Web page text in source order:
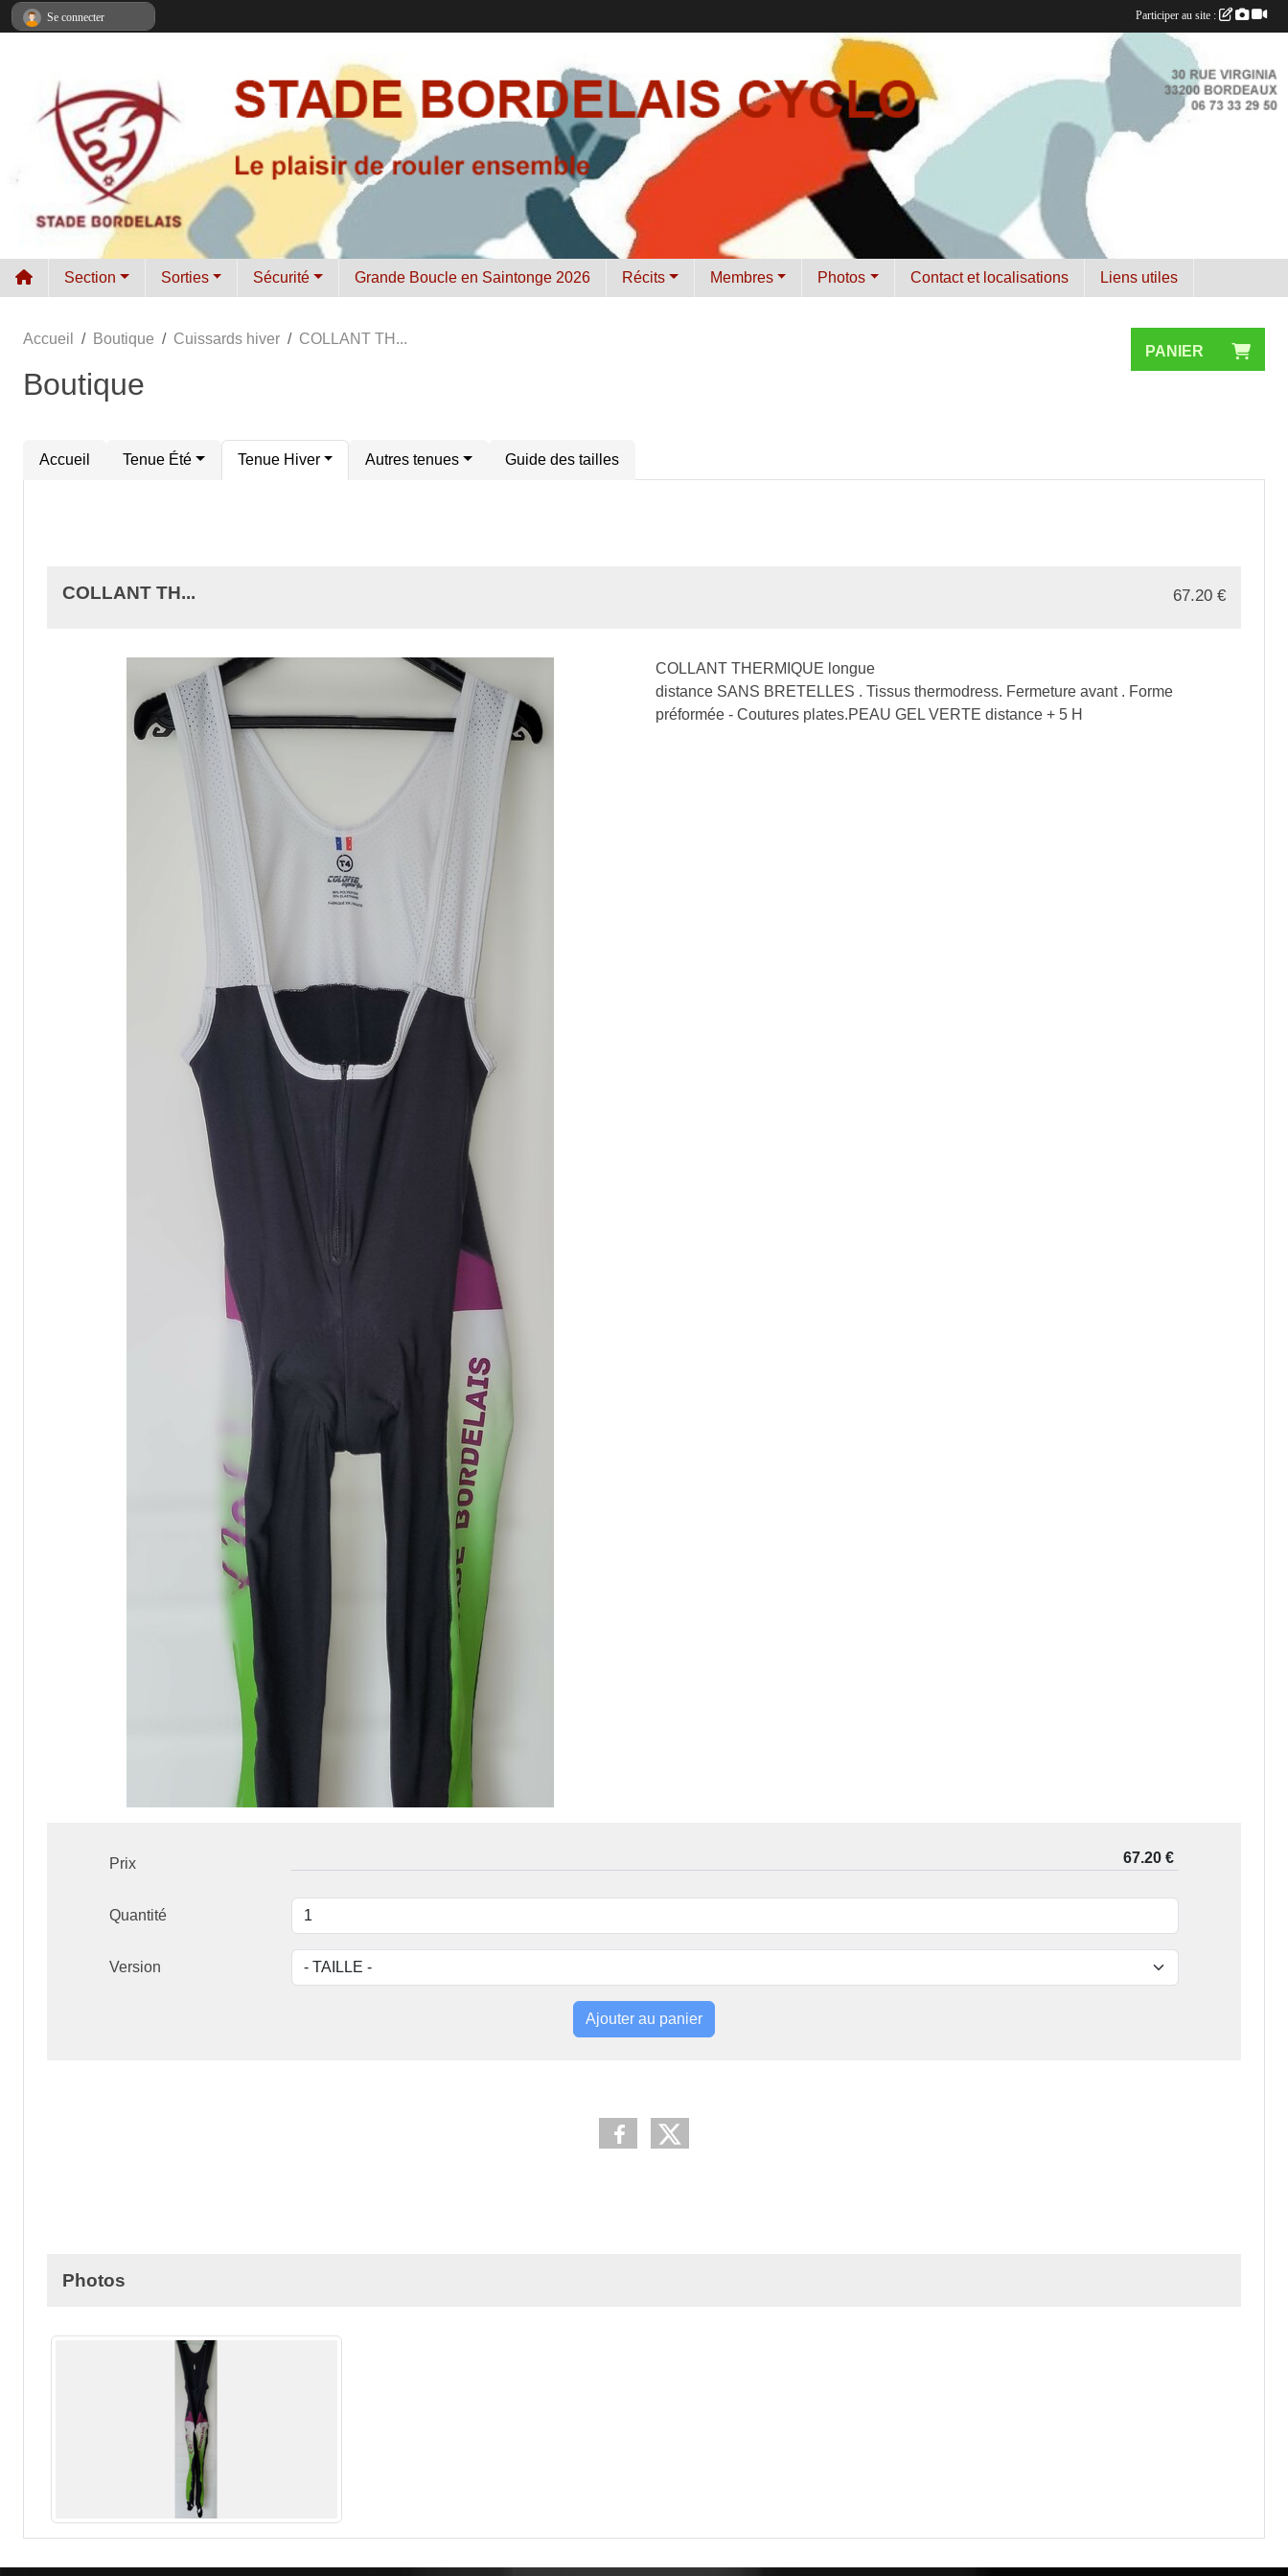
Section Sorties Sécurité Grande Boucle en Saintonge 2026 Récits Membres Photos Contact et localisations Liens utiles
Accueil Boutique Cuissards hiver COLLANT TH...
PANIER
Boutique
Accueil Tenue Été Tenue Hiver Autres tenues Guide des tailles
COLLANT TH... 67.20 €
COLLANT THERMIQUE longue
distance SANS BRETELLES . Tissus thermodress. Fermeture avant . Forme
préformée - Coutures plates.PEAU GEL VERTE distance + 5 H
Prix
Quantité
Version
Ajouter au panier
Photos
Se connecter Participer au site :
Panneau de gestion des cookies